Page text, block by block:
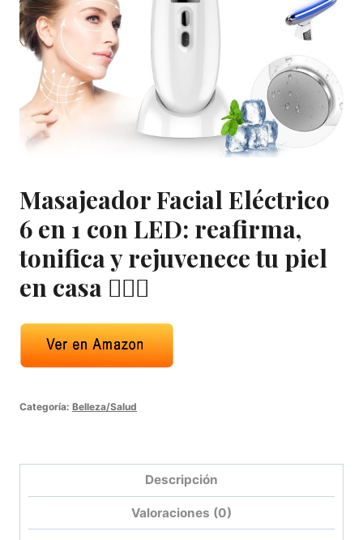
Masajeador Facial Eléctrico
6 en 1 con LED: reafirma,
tonifica y rejuvenece tu piel
en casa 💆‍♀️✨
Categoría: Belleza/Salud
Descripción
Valoraciones (0)